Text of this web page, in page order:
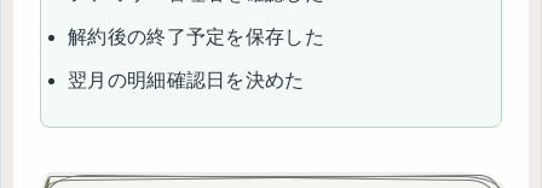
解約後の終了予定を保存した
翌月の明細確認日を決めた